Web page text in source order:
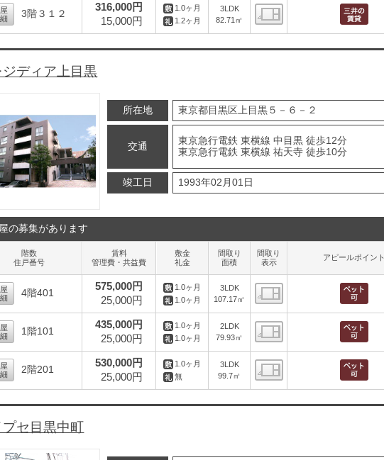
3階３１２
316,000円
15,000円
1.0ヶ月
1.2ヶ月
3LDK
82.71㎡
間取り表示
ジディア上目黒
所在地 東京都目黒区上目黒５－６－２
交通
東京急行電鉄 東横線 中目黒 徒歩12分
東京急行電鉄 東横線 祐天寺 徒歩10分
竣工日 1993年02月01日
の募集があります
階数
住戸番号
賃料
管理費・共益費
敷金
礼金
間取り
面積
間取り
表示
アピールポイント
4階401
575,000円
25,000円
1.0ヶ月
1.0ヶ月
3LDK
107.17㎡
間取り表示
1階101
435,000円
25,000円
1.0ヶ月
1.0ヶ月
2LDK
79.93㎡
間取り表示
2階201
530,000円
25,000円
1.0ヶ月
無
3LDK
99.7㎡
間取り表示
プセ目黒中町